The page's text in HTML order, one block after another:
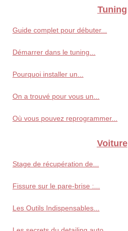
Tuning
Guide complet pour débuter...
Démarrer dans le tuning...
Pourquoi installer un...
On a trouvé pour vous un...
Où vous pouvez reprogrammer...
Voiture
Stage de récupération de...
Fissure sur le pare-brise :...
Les Outils Indispensables...